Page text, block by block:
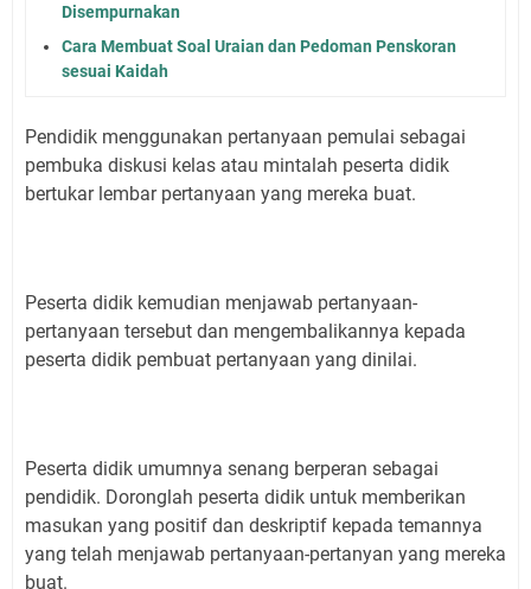
Disempurnakan
Cara Membuat Soal Uraian dan Pedoman Penskoran
sesuai Kaidah
Pendidik menggunakan pertanyaan pemulai sebagai
pembuka diskusi kelas atau mintalah peserta didik
bertukar lembar pertanyaan yang mereka buat.
Peserta didik kemudian menjawab pertanyaan-
pertanyaan tersebut dan mengembalikannya kepada
peserta didik pembuat pertanyaan yang dinilai.
Peserta didik umumnya senang berperan sebagai
pendidik. Doronglah peserta didik untuk memberikan
masukan yang positif dan deskriptif kepada temannya
yang telah menjawab pertanyaan-pertanyan yang mereka
buat.